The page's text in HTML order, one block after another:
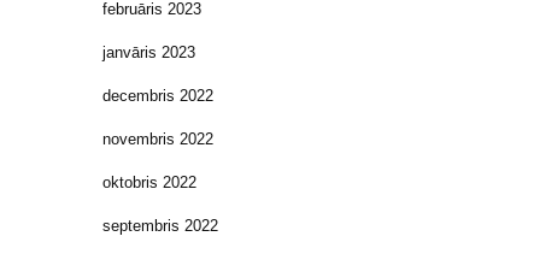
februāris 2023
janvāris 2023
decembris 2022
novembris 2022
oktobris 2022
septembris 2022